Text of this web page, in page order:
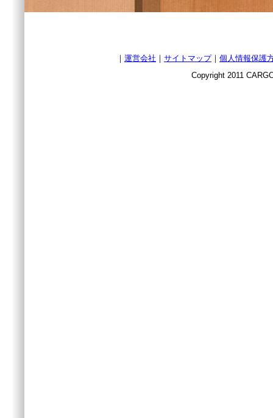
｜ 運営会社 ｜ サイトマップ｜ 個人情報保護
Copyright 2011